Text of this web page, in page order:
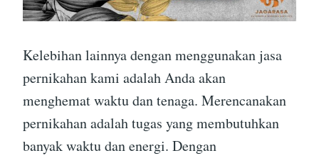
Kelebihan lainnya dengan menggunakan jasa
pernikahan kami adalah Anda akan
menghemat waktu dan tenaga. Merencanakan
pernikahan adalah tugas yang membutuhkan
banyak waktu dan energi. Dengan